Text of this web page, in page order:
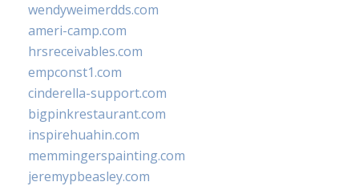
wendyweimerdds.com
ameri-camp.com
hrsreceivables.com
empconst1.com
cinderella-support.com
bigpinkrestaurant.com
inspirehuahin.com
memmingerspainting.com
jeremypbeasley.com